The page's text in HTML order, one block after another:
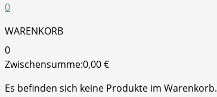
0
WARENKORB
0
Zwischensumme:0,00€
Es befinden sich keine Produkte im Warenkorb.